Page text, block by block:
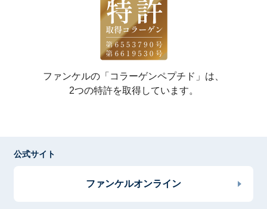
ファンケルの「コラーゲンペプチド」は、
2つの特許を取得しています。
公式サイト
ファンケルオンライン